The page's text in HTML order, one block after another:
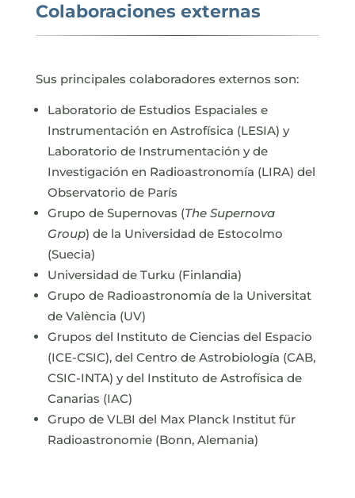
Colaboraciones externas
Sus principales colaboradores externos son:
Laboratorio de Estudios Espaciales e
Instrumentación en Astrofísica (LESIA) y
Laboratorio de Instrumentación y de
Investigación en Radioastronomía (LIRA) del
Observatorio de París
Grupo de Supernovas (The Supernova
Group) de la Universidad de Estocolmo
(Suecia)
Universidad de Turku (Finlandia)
Grupo de Radioastronomía de la Universitat
de València (UV)
Grupos del Instituto de Ciencias del Espacio
(ICE-CSIC), del Centro de Astrobiología (CAB,
CSIC-INTA) y del Instituto de Astrofísica de
Canarias (IAC)
Grupo de VLBI del Max Planck Institut für
Radioastronomie (Bonn, Alemania)